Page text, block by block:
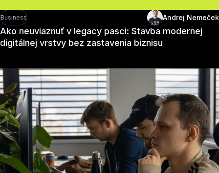
Business Andrej Nemeček
Ako neuviaznuť v legacy pasci: Stavba modernej
digitálnej vrstvy bez zastavenia biznisu